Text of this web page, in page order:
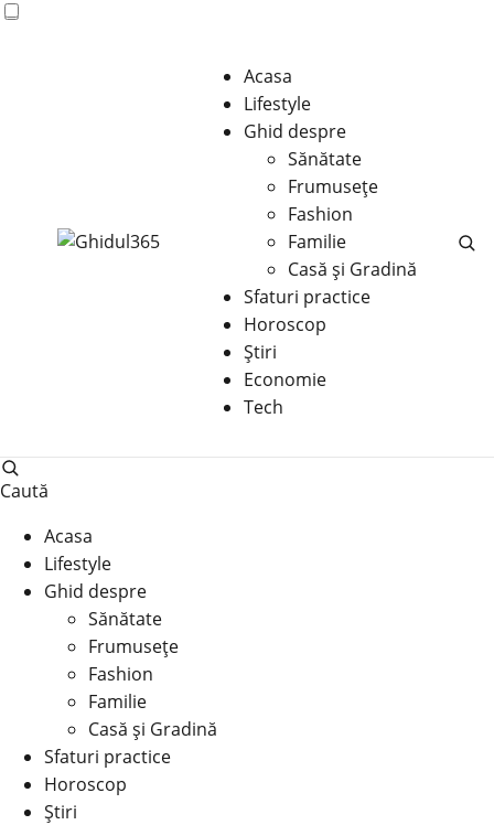
Acasa
Lifestyle
Ghid despre
Sănătate
Frumusețe
Fashion
Familie
Casă şi Gradină
Sfaturi practice
Horoscop
Știri
Economie
Tech
Caută
Acasa
Lifestyle
Ghid despre
Sănătate
Frumusețe
Fashion
Familie
Casă şi Gradină
Sfaturi practice
Horoscop
Știri